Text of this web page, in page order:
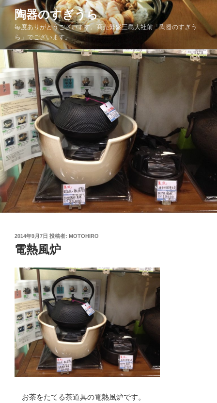
コ
ツ
へ
ス
キ
ッ
プ
陶器のすぎうら
毎度ありがとうございます。商売繁盛三島大社前「陶器のすぎう
ら」でございます。
投
稿
日:
2014年9月7日 投稿者: MOTOHIRO
電熱風炉
お茶をたてる茶道具の電熱風炉です。